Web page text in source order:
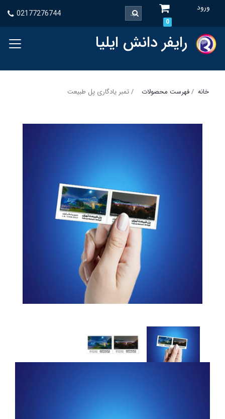
ورود
0
02177276744
رایفر دانش ایلیا
خانه فهرست محصولات تمبر یادگاری پل طبیعت